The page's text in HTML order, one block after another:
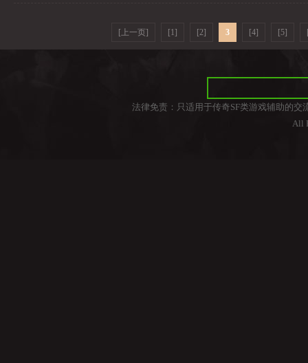
[上一页] [1] [2] 3 [4] [5]
法律免责：只适用于传奇SF类游戏辅助的
All